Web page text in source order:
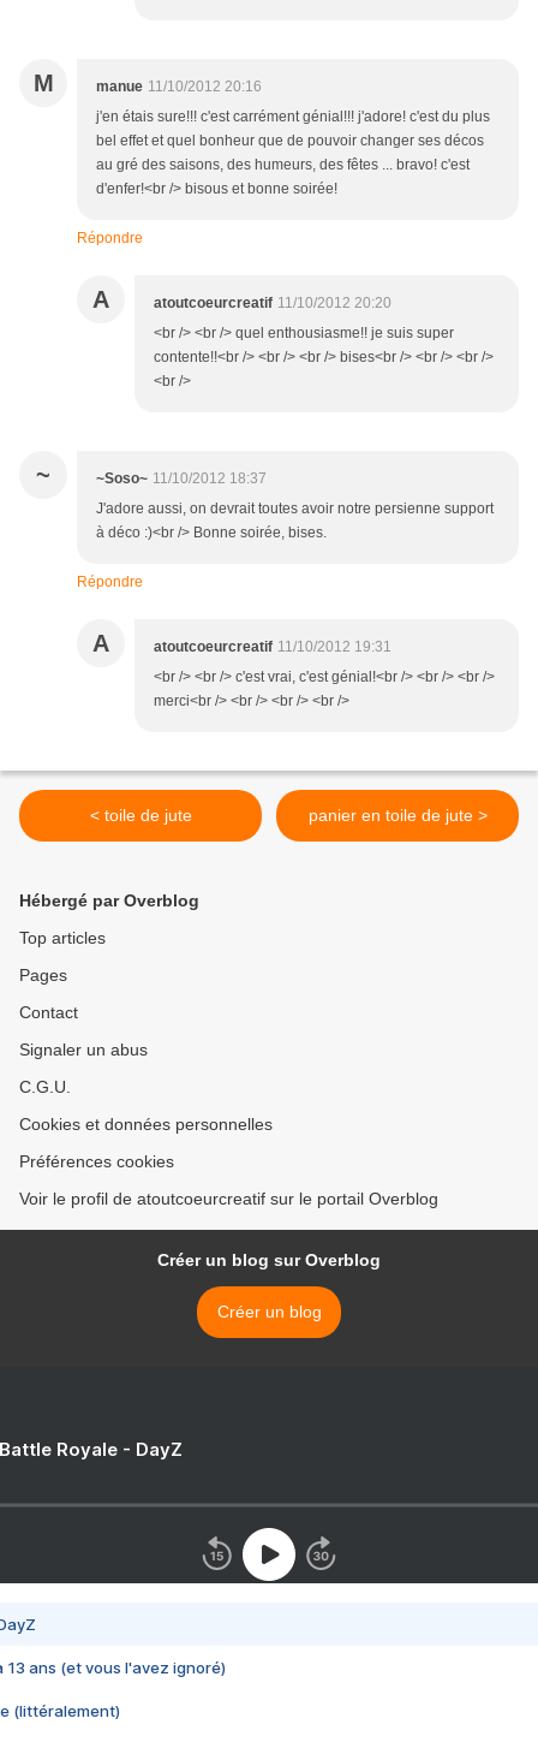
M manue 11/10/2012 20:16
j'en étais sure!!! c'est carrément génial!!! j'adore! c'est du plus
bel effet et quel bonheur que de pouvoir changer ses décos
au gré des saisons, des humeurs, des fêtes ... bravo! c'est
d'enfer!<br /> bisous et bonne soirée!
Répondre
A atoutcoeurcreatif 11/10/2012 20:20
<br /> <br /> quel enthousiasme!! je suis super
contente!!<br /> <br /> <br /> bises<br /> <br /> <br />
<br />
~ ~Soso~ 11/10/2012 18:37
J'adore aussi, on devrait toutes avoir notre persienne support
à déco :)<br /> Bonne soirée, bises.
Répondre
A atoutcoeurcreatif 11/10/2012 19:31
<br /> <br /> c'est vrai, c'est génial!<br /> <br /> <br />
merci<br /> <br /> <br /> <br />
< toile de jute panier en toile de jute >
Hébergé par Overblog
Top articles
Pages
Contact
Signaler un abus
C.G.U.
Cookies et données personnelles
Préférences cookies
Voir le profil de atoutcoeurcreatif sur le portail Overblog
Créer un blog sur Overblog
Créer un blog
Royale - DayZ
13 ans (et vous l'avez ignoré)
(littéralement)